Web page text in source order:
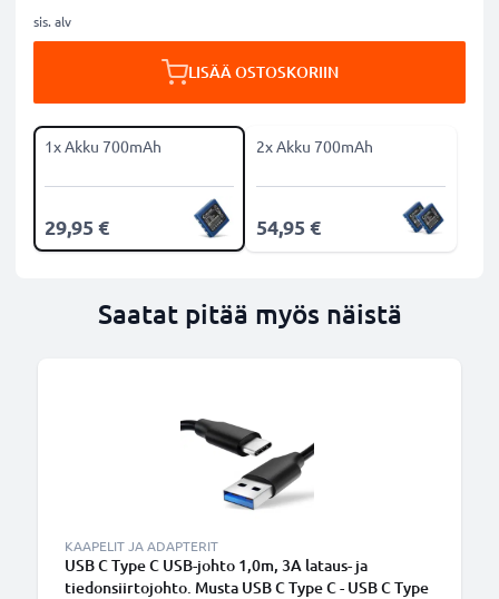
sis. alv
LISÄÄ OSTOSKORIIN
1x Akku 700mAh
29,95 €
2x Akku 700mAh
54,95 €
Saatat pitää myös näistä
KAAPELIT JA ADAPTERIT
USB C Type C USB-johto 1,0m, 3A lataus- ja
tiedonsiirtojohto. Musta USB C Type C - USB C Type